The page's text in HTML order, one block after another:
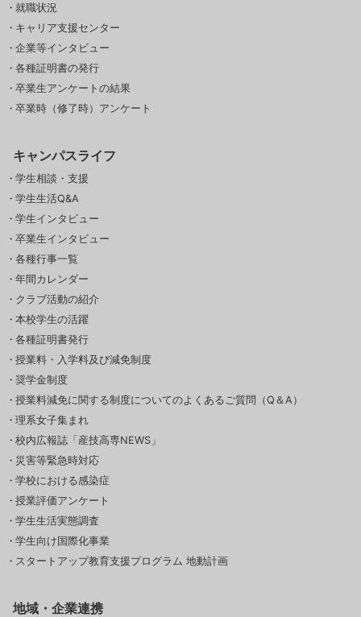
就職状況
キャリア支援センター
企業等インタビュー
各種証明書の発行
卒業生アンケートの結果
卒業時（修了時）アンケート
キャンパスライフ
学生相談・支援
学生生活Q&A
学生インタビュー
卒業生インタビュー
各種行事一覧
年間カレンダー
クラブ活動の紹介
本校学生の活躍
各種証明書発行
授業料・入学料及び減免制度
奨学金制度
授業料減免に関する制度についてのよくあるご質問（Q＆A）
理系女子集まれ
校内広報誌「産技高専NEWS」
災害等緊急時対応
学校における感染症
授業評価アンケート
学生生活実態調査
学生向け国際化事業
スタートアップ教育支援プログラム 地動計画
地域・企業連携